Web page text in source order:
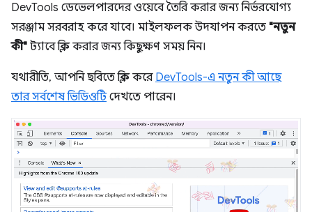
DevTools ডেভেলপারদের ওয়েবে তৈরি করার জন্য নির্ভরযোগ্য
সরঞ্জাম সরবরাহ করে যাবে। মাইলফলক উদযাপন করতে "নতুন
কী" ট্যাবে ক্লিক করার জন্য কিছুক্ষণ সময় নিন।
যথারীতি, আপনি ছবিতে ক্লিক করে DevTools-এ নতুন কী আছে
তার সর্বশেষ ভিডিওটিদেখতে পারেন।